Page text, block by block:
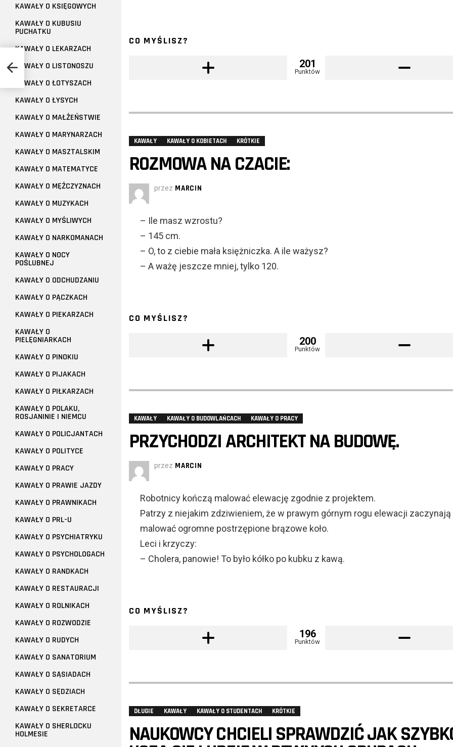
CO MYŚLISZ?
201
Punktów
KAWAŁY KAWAŁY O KOBIETACH KRÓTKIE
ROZMOWA NA CZACIE:
przez MARCIN
– Ile masz wzrostu?
– 145 cm.
– O, to z ciebie mała księżniczka. A ile ważysz?
– A ważę jeszcze mniej, tylko 120.
CO MYŚLISZ?
200
Punktów
KAWAŁY KAWAŁY O BUDOWLAŃCACH KAWAŁY O PRACY
PRZYCHODZI ARCHITEKT NA BUDOWĘ.
przez MARCIN
Robotnicy kończą malować elewację zgodnie z projektem.
Patrzy z niejakim zdziwieniem, że w prawym górnym rogu elewacji zaczynają
malować ogromne postrzępione brązowe koło.
Leci i krzyczy:
– Cholera, panowie! To było kółko po kubku z kawą.
CO MYŚLISZ?
196
Punktów
DŁUGIE KAWAŁY KAWAŁY O STUDENTACH KRÓTKIE
NAUKOWCY CHCIELI SPRAWDZIĆ JAK
KAWAŁY O KSIĘGOWYCH
KAWAŁY O KUBUSIU
PUCHATKU
KAWAŁY O LEKARZACH
KAWAŁY O LISTONOSZU
KAWAŁY O ŁOTYSZACH
KAWAŁY O ŁYSYCH
KAWAŁY O MAŁŻEŃSTWIE
KAWAŁY O MARYNARZACH
KAWAŁY O MASZTALSKIM
KAWAŁY O MATEMATYCE
KAWAŁY O MĘŻCZYZNACH
KAWAŁY O MUZYKACH
KAWAŁY O MYŚLIWYCH
KAWAŁY O NARKOMANACH
KAWAŁY O NOCY
POŚLUBNEJ
KAWAŁY O ODCHUDZANIU
KAWAŁY O PĄCZKACH
KAWAŁY O PIEKARZACH
KAWAŁY O
PIELĘGNIARKACH
KAWAŁY O PINOKIU
KAWAŁY O PIJAKACH
KAWAŁY O PIŁKARZACH
KAWAŁY O POLAKU,
ROSJANINIE I NIEMCU
KAWAŁY O POLICJANTACH
KAWAŁY O POLITYCE
KAWAŁY O PRACY
KAWAŁY O PRAWIE JAZDY
KAWAŁY O PRAWNIKACH
KAWAŁY O PRL-U
KAWAŁY O PSYCHIATRYKU
KAWAŁY O PSYCHOLOGACH
KAWAŁY O RANDKACH
KAWAŁY O RESTAURACJI
KAWAŁY O ROLNIKACH
KAWAŁY O ROZWODZIE
KAWAŁY O RUDYCH
KAWAŁY O SANATORIUM
KAWAŁY O SĄSIADACH
KAWAŁY O SĘDZIACH
KAWAŁY O SEKRETARCE
KAWAŁY O SHERLOCKU
HOLMESIE